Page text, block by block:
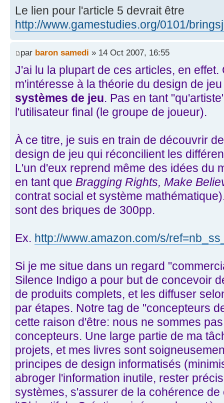
Le lien pour l'article 5 devrait être
http://www.gamestudies.org/0101/
par baron samedi » 14 Oct 2007, 16:55
J'ai lu la plupart de ces articles, en
m'intéresse à la théorie du design de
systèmes de jeu. Pas en tant
l'utilisateur final (le groupe de joueur).
À ce titre, je suis en train de découvrir
design de jeu qui réconcilient les
L'un d'eux reprend même des idées du
en tant que Bragging Rights, Make
contrat social et système
sont des briques de 300pp.
Ex. http://www.amazon.com/s/
Si je me situe dans un regard
Silence Indigo a pour but de concevoir
de produits complets, et les diffuser
par étapes. Notre tag de "concepteurs
cette raison d'être: nous ne sommes
concepteurs. Une large partie de ma
projets, et mes livres sont
principes de design informatisés
abroger l'information inutile, rester
systèmes, s'assurer de la cohérence